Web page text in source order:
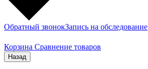
Обратный звонокЗапись на обследование
Корзина Сравнение товаров
Назад